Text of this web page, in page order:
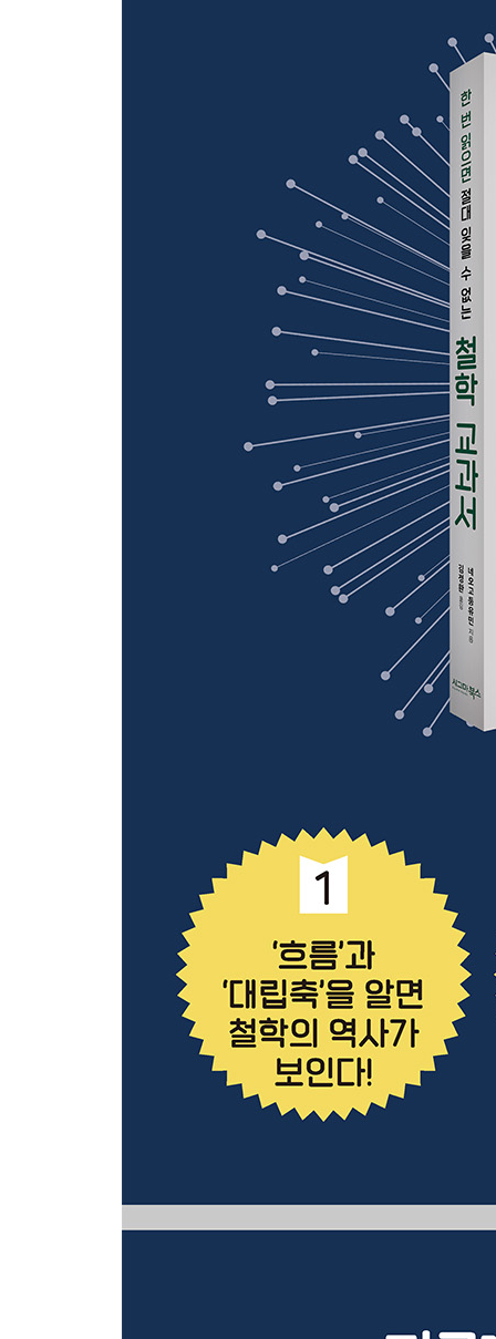
베이컨: ‘이돌라’에 주의하면서 사물을 유심히 관찰
데카르트: “나는 생각한다. 고로 나는 존재한다.”
홉스: ‘나’는 이기적인 존재임을 인정하라
파스칼: 왜 철학자들은 사물을 부정하게 생각하는
스피노자: 감정에 휘둘리지 않고 살기 위한 관점
라이프니츠: 이런 세상이지만, 논리적으로는 최선
로크: “타고난 소질 같은 것은 없다.”라는 평등의 철
버클리: 상식적으로 생각하면 물체는 존재하지 않
흄: “인간은 사고를 과대평가한다.” 오만과 편견을
칸트: 우리의 마음은 밤하늘의 별들만큼 고귀하다
피히테: 주관과 객관을 분리시켜서는 세계에 관해
셸링: 서양 철학사에서 가장 심오하다는 평가를 받
헤겔: 단순한 잡학을 뛰어넘은, 역사를 공부하는
콩트: 현대에는 당연한 가치관이 된 ‘실증주의’의 원
스펜서: ‘학문의 정점’ 철학이 가장 빛났던 순간
Column. 철학은 인류 최고 지혜의 결정체!
쇼펜하우어: 독일 관념론의 철학을 절대 용납할 수
키르케고르: 진리를 추구한다면 신과 대화하는 방
후설: 현상학의 기본 중의 기본
하이데거: 20세기 최대의 철학서 『존재와 시간』
사르트르: ‘없다.’를 생각하는 철학
바타유: 에로티시즘 vs 플라토니즘
비트겐슈타인: 선악을 논하는 것이 철학이라고 착
콰인: 철학은 이윽고 자연 소멸한다?
들뢰즈: 과거의 철학이 저지른 너무나도 기본적인
데리다: 아무도 흉내 낼 수 없는 기예 수준의 독해
앙리: 능동＜수동, 주체＜객체, 진정한 철학은 그곳
레비나스: 타도 파르메니데스, 고대 vs 현대의 대결